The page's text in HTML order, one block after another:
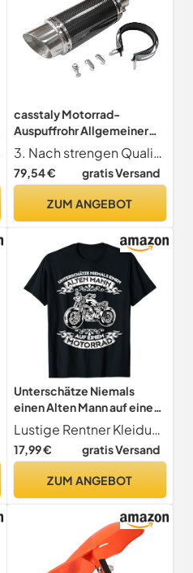
casstaly Motorrad-
Auspuffrohr Allgemeiner
Motorradbedarf
3. Nach strengen Qualitätskontrollstandards gebaut. Nicht leicht zu beschädigen, lange Lebensdauer
79,54 € gratis Versand
ZUM ANGEBOT
Unterschätze Niemals
einen Alten Mann auf einem
Motorrad T-Shirt
Lustige Rentner Kleidung
17,99 € gratis Versand
ZUM ANGEBOT